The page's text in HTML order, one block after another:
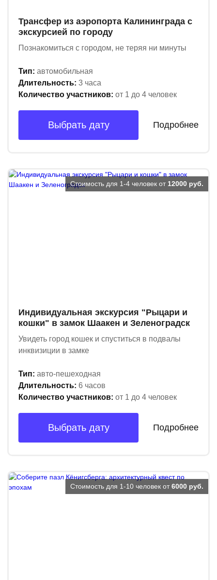
Трансфер из аэропорта Калининграда с
экскурсией по городу
Познакомиться с городом, не теряя ни минуты
Тип: автомобильная
Длительность: 3 часа
Количество участников: от 1 до 4 человек
Выбрать дату Подробнее
Индивидуальная экскурсия "Рыцари и
кошки" в замок Шаакен и Зеленоградск
Увидеть город кошек и спуститься в подвалы
инквизиции в замке
Тип: авто-пешеходная
Длительность: 6 часов
Количество участников: от 1 до 4 человек
Стоимость для 1-4 человек от 12000 руб.
Выбрать дату Подробнее
Стоимость для 1-10 человек от 6000 руб.